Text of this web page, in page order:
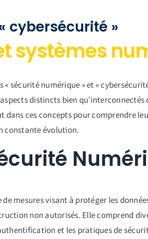
cybersécurité »
systèmes
« sécurité numérique » et «
distincts bien
dans ces concepts pour comprendre
constante évolution.
mesures visant à protéger les
non autorisés. Elle comprend
et les pratiques de